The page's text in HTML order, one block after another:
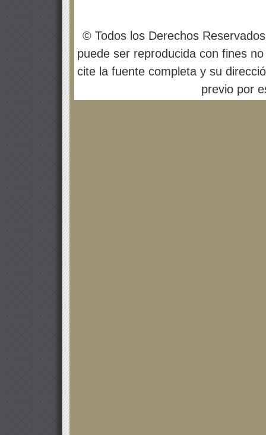
© Todos los Derechos
puede ser reproducida con fines
cite la fuente completa y su
previo por